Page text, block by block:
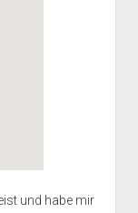
und habe mir